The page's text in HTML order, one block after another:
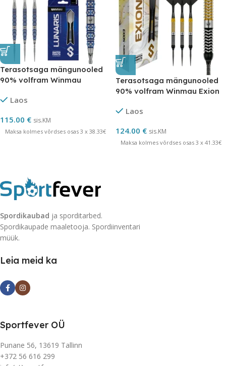
Terasotsaga mängunooled
90% volfram Winmau
Laos
115.00 € sis.KM
Maksa kolmes võrdses osas 3 x 38.33€
Terasotsaga mängunooled
90% volfram Winmau Exion
Laos
124.00 € sis.KM
Maksa kolmes võrdses osas 3 x 41.33€
Spordikaubad ja sporditarbed.
Spordikaupade maaletooja. Spordiinventari
müük.
Leia meid ka
Sportfever OÜ
Punane 56, 13619 Tallinn
+372 56 616 299